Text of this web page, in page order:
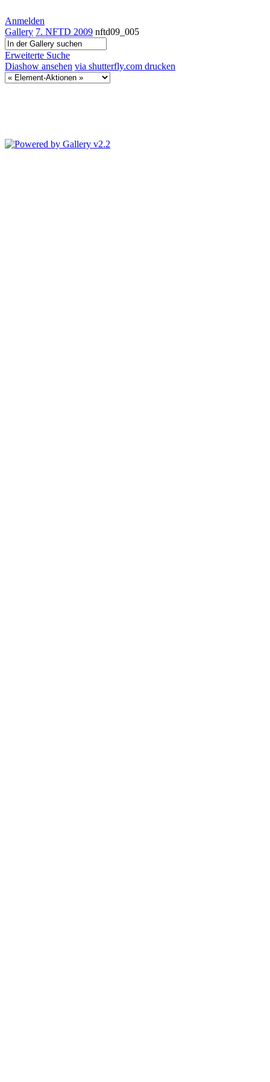
Anmelden
Gallery 7. NFTD 2009 nftd09_005
Erweiterte Suche
Diashow ansehen via shutterfly.com drucken